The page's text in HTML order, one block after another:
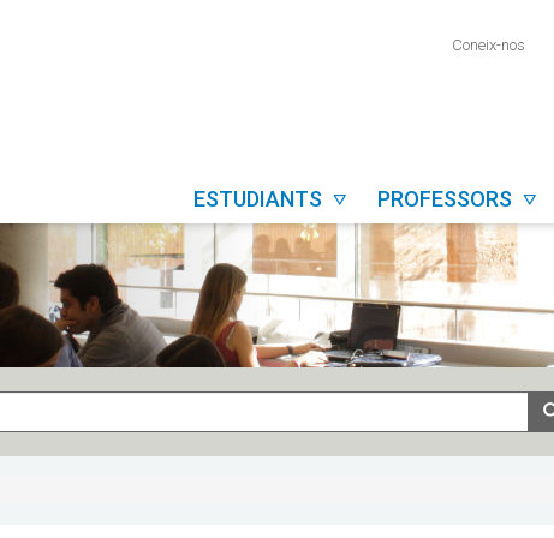
Coneix-nos
ESTUDIANTS  PROFESSORS 